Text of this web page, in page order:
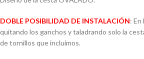
DOBLE POSIBILIDAD DE INSTALACIÓN: En
quitando los ganchos y taladrando solo la
de tornillos que incluimos.